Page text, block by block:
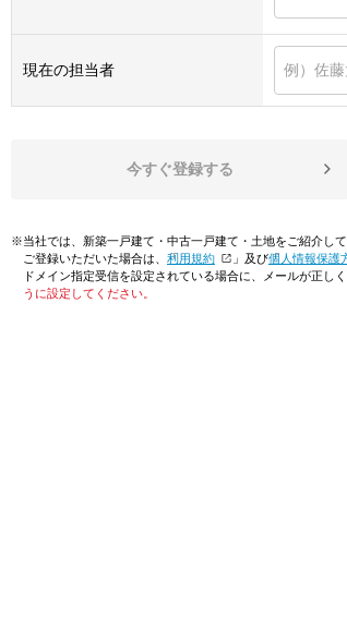
現在の担当者
今すぐ登録する
※当社では、新築一戸建て・中古一戸建て・土地をご紹介して
ご登録いただいた場合は、「利用規約 」及び「個人情報保護
ドメイン指定受信を設定されている場合に、メールが正し
うに設定してください。